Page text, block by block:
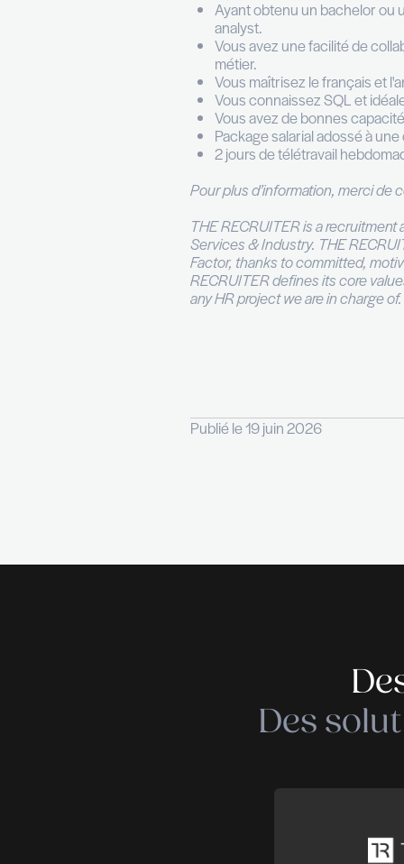
Vous concevez
Vous
acteurs du projet.
Vous êtes
Vous veillez à
garant de la
Ayant obtenu un
analyst.
Vous avez une
métier.
Vous maîtrisez
Vous
Pour plus
any HR project we
Publié le 19 juin 2026